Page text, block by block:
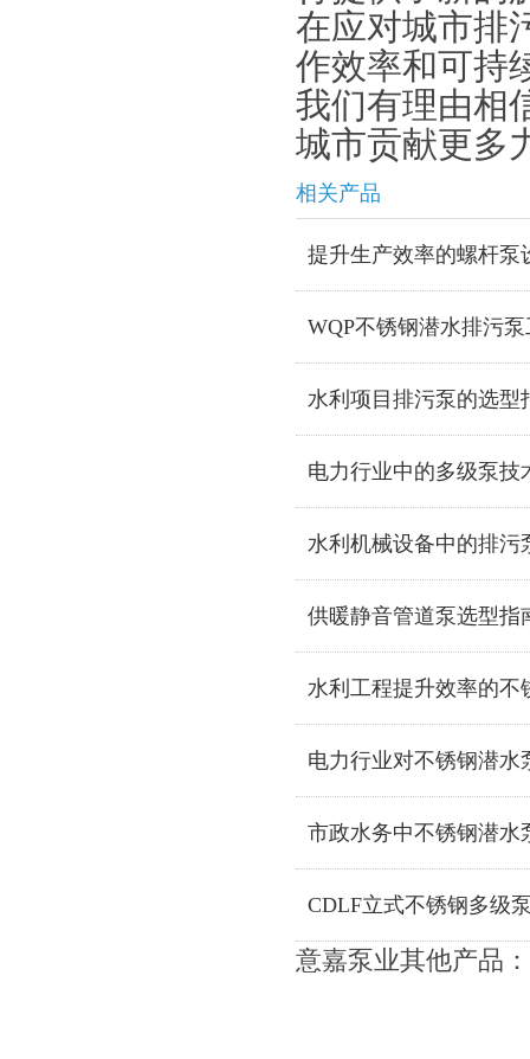
在应对城市排
作效率和可持
我们有理由相
城市贡献更多
相关产品
提升生产效率的螺杆泵
WQP不锈钢潜水排污
水利项目排污泵的选型
电力行业中的多级泵技
水利机械设备中的排污
供暖静音管道泵选型指
水利工程提升效率的不
电力行业对不锈钢潜水
市政水务中不锈钢潜水
CDLF立式不锈钢多级
意嘉泵业其他产品：